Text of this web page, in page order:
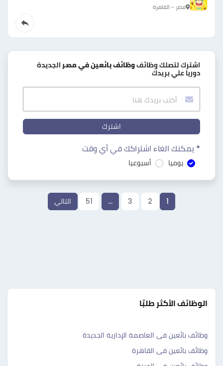
مصر - القاهرة
اشترك لتصلك وظائفوظائف بائعين في مصر الجديدة
دوريا علي بريدك
اشترك
* يمكنك الغاء اشتراكك في أي وقت
يوميا أسبوعيا
1
2
3
…
51 التالي
الوظائف الأكثر طلبًا
وظائف بائعين فى العاصمة الإدارية الجديدة
وظائف بائعين فى القاهرة